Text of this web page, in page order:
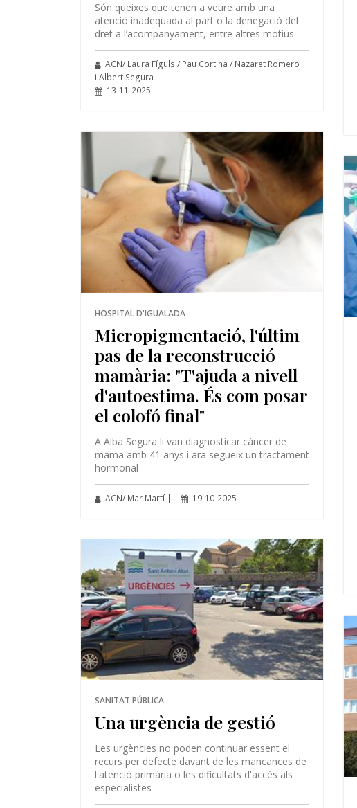
Són queixes que tenen a veure amb una
atenció inadequada al part o la denegació del
dret a l’acompanyament, entre altres motius
ACN/ Laura Fíguls / Pau Cortina / Nazaret Romero
i Albert Segura |
13-11-2025
HOSPITAL D'IGUALADA
Micropigmentació, l'últim
pas de la reconstrucció
mamària: "T'ajuda a nivell
d'autoestima. És com posar
el colofó final"
A Alba Segura li van diagnosticar càncer de
mama amb 41 anys i ara segueix un tractament
hormonal
ACN/ Mar Martí | 19-10-2025
SANITAT PÚBLICA
Una urgència de gestió
Les urgències no poden continuar essent el
recurs per defecte davant de les mancances de
l'atenció primària o les dificultats d'accés als
especialistes